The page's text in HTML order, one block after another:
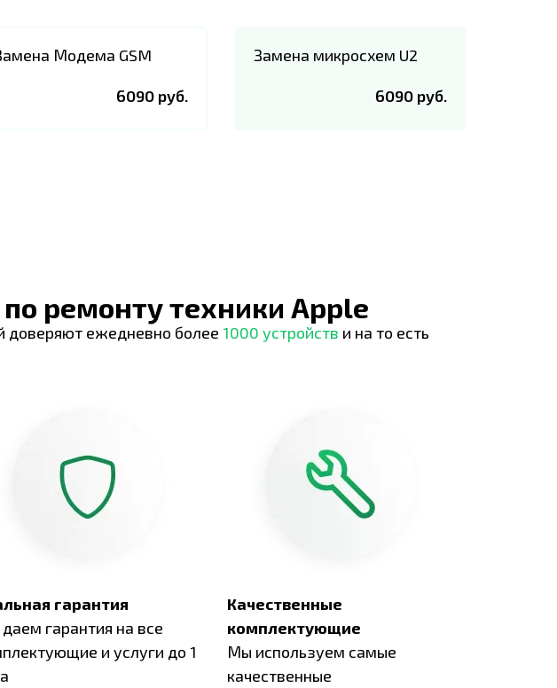
Модема GSM
6090 руб.
Замена микросхем U2
6090 руб.
по ремонту техники Apple
доверяют ежедневно более 1000 устройств и на то есть
гарантия
гарантия на все
и услуги до 1
Качественные
комплектующие
Мы используем самые
качественные